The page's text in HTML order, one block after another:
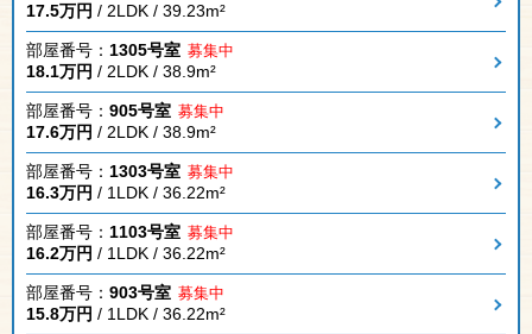
17.5万円 / 2LDK / 39.23m²
部屋番号： 1305号室 募集中
18.1万円 / 2LDK / 38.9m²
部屋番号： 905号室 募集中
17.6万円 / 2LDK / 38.9m²
部屋番号： 1303号室 募集中
16.3万円 / 1LDK / 36.22m²
部屋番号： 1103号室 募集中
16.2万円 / 1LDK / 36.22m²
部屋番号： 903号室 募集中
15.8万円 / 1LDK / 36.22m²